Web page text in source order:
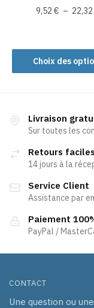
9,52€ –
Choix des
a
être
la
page
du
Livraison
Sur toutes les
Retours faciles
14 jours à la
Service Client
Assistance par
Paiement
PayPal /
CONTACT
Une question ou